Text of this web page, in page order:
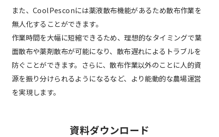
また、CoolPesconには薬液散布機能があるため散布作業を
無人化することができます。
作業時間を大幅に短縮できるため、理想的なタイミングで葉
面散布や薬剤散布が可能になり、散布遅れによるトラブルを
防ぐことができます。さらに、散布作業以外のことに人的資
源を振り分けられるようになるなど、より能動的な農場運営
を実現します。
資料ダウンロード